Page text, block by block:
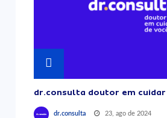
dr.consulta doutor em cuidar
dr.consulta 23, ago de 2024